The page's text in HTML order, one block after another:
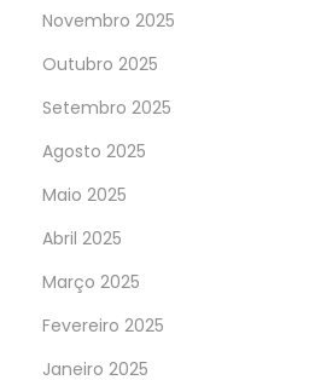
Novembro 2025
Outubro 2025
Setembro 2025
Agosto 2025
Maio 2025
Abril 2025
Março 2025
Fevereiro 2025
Janeiro 2025